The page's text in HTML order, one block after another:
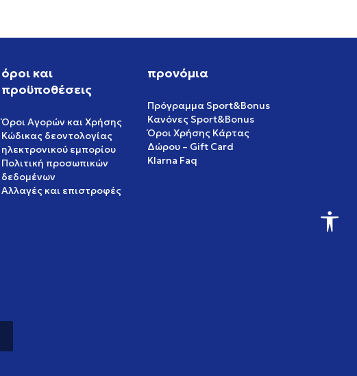
όροι και
προϋποθέσεις
Όροι Αγορών και Χρήσης
Κώδικας δεοντολογίας
ηλεκτρονικού εμπορίου
Πολιτική προσωπικών
δεδομένων
Αλλαγές και επιστροφές
προνόμια
Πρόγραμμα Sport&Bonus
Κανόνες Sport&Bonus
Όροι Χρήσης Κάρτας
Δώρου – Gift Card
Klarna Faq